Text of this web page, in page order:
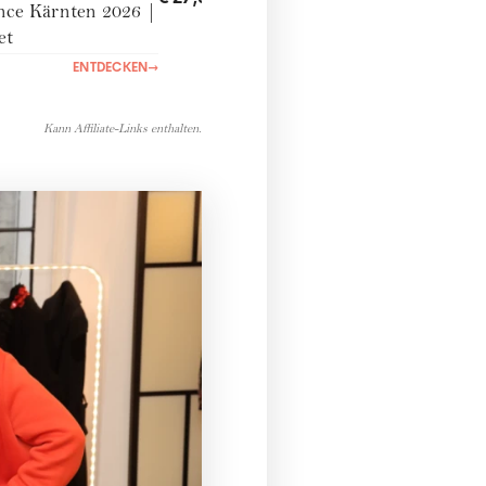
Kärnten 2026 |
ENTDECKEN→
Kann Affiliate-Links enthalten.